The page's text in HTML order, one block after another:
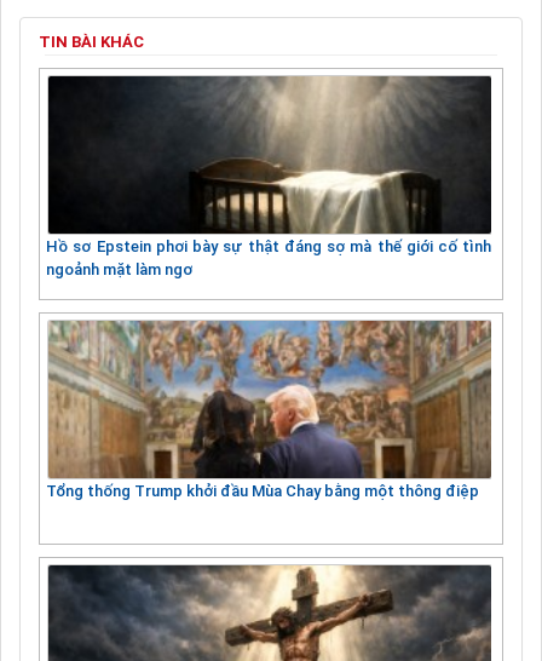
TIN BÀI KHÁC
Hồ sơ Epstein phơi bày sự thật đáng sợ mà thế giới cố tình
ngoảnh mặt làm ngơ
Tổng thống Trump khởi đầu Mùa Chay bằng một thông điệp